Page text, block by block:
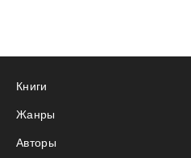
Книги
Жанры
Авторы